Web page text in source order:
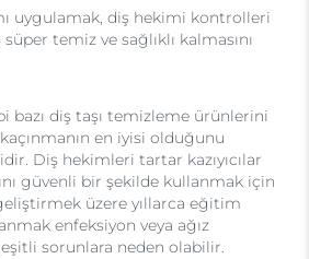
uygulamak, diş hekimi kontrolleri
temiz ve sağlıklı kalmasını
bazı diş taşı temizleme ürünlerini
en iyisi olduğunu
Diş hekimleri tartar kazıyıcılar
güvenli bir şekilde kullanmak için
üzere yıllarca eğitim
enfeksiyon veya ağız
sorunlara neden olabilir.